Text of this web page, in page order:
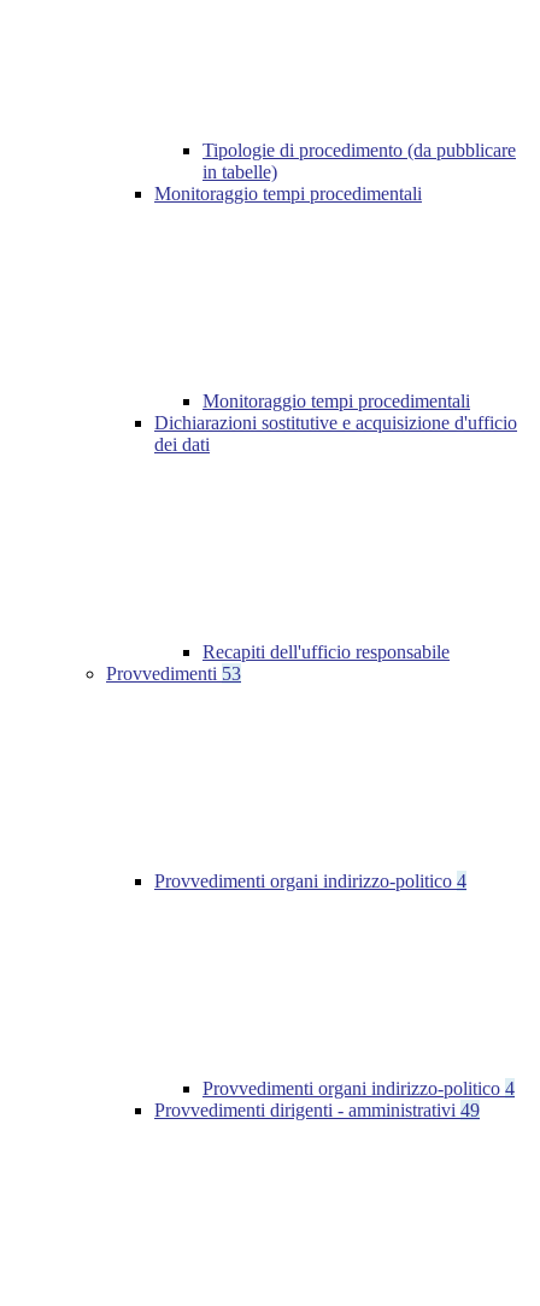
Tipologie di procedimento (da pubblicare
in tabelle)
Monitoraggio tempi procedimentali
Monitoraggio tempi procedimentali
Dichiarazioni sostitutive e acquisizione d'ufficio
dei dati
Recapiti dell'ufficio responsabile
Provvedimenti 53
Provvedimenti organi indirizzo-politico 4
Provvedimenti organi indirizzo-politico 4
Provvedimenti dirigenti - amministrativi 49